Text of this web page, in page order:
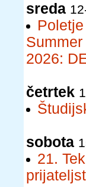
sreda
2026:
četrtek
sobota
21. Tek